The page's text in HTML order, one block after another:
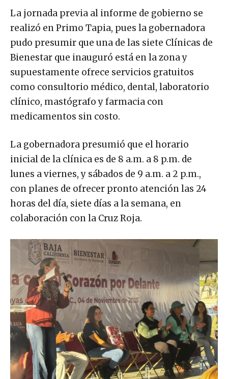
La jornada previa al informe de gobierno se
realizó en Primo Tapia, pues la gobernadora
pudo presumir que una de las siete Clínicas de
Bienestar que inauguró está en la zona y
supuestamente ofrece servicios gratuitos
como consultorio médico, dental, laboratorio
clínico, mastógrafo y farmacia con
medicamentos sin costo.
La gobernadora presumió que el horario
inicial de la clínica es de 8 a.m. a 8 p.m. de
lunes a viernes, y sábados de 9 a.m. a 2 p.m.,
con planes de ofrecer pronto atención las 24
horas del día, siete días a la semana, en
colaboración con la Cruz Roja.